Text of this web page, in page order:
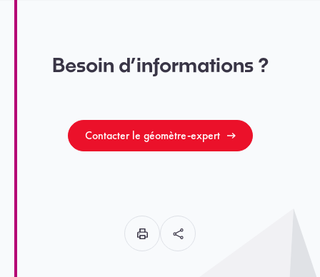
Besoin d’informations ?
Contacter le géomètre-expert